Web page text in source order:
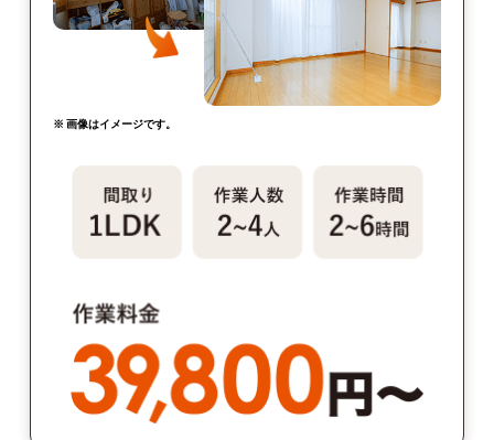
※ 画像はイメージです。